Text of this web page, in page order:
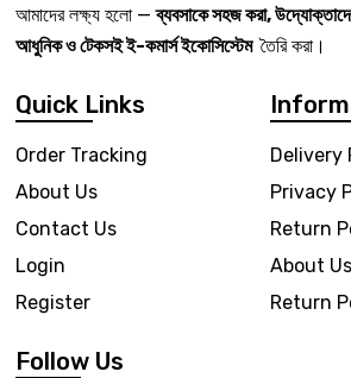
আমাদের লক্ষ্য হলো —ব্যবসাকে সহজ করা,
আধুনিক ও টেকসই ই-কমার্স ইকোসিস্টেম তৈরি করা।
Quick Links
Order Tracking
About Us
Contact Us
Login
Register
Delivery
Privacy
Return
About Us
Return
Follow Us